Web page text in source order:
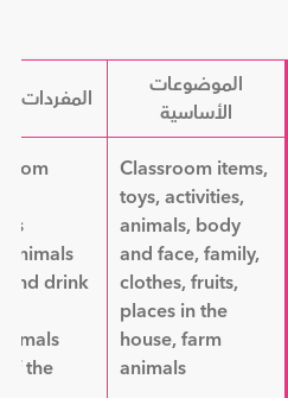
الموضوعات
الأساسية
المفردات
Classroom items,
toys, activities,
animals, body
and face, family,
clothes, fruits,
places in the
house, farm
animals
and drink
the